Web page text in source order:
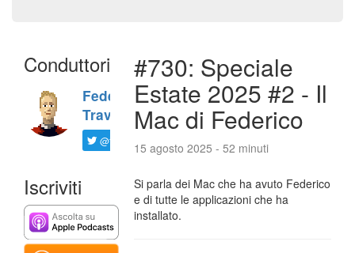
Conduttori
Federico
Travaini
@ftrava
Iscriviti
#730: Speciale
Estate 2025 #2 - Il
Mac di Federico
15 agosto 2025 - 52 minuti
Si parla dei Mac che ha avuto Federico
e di tutte le applicazioni che ha
installato.